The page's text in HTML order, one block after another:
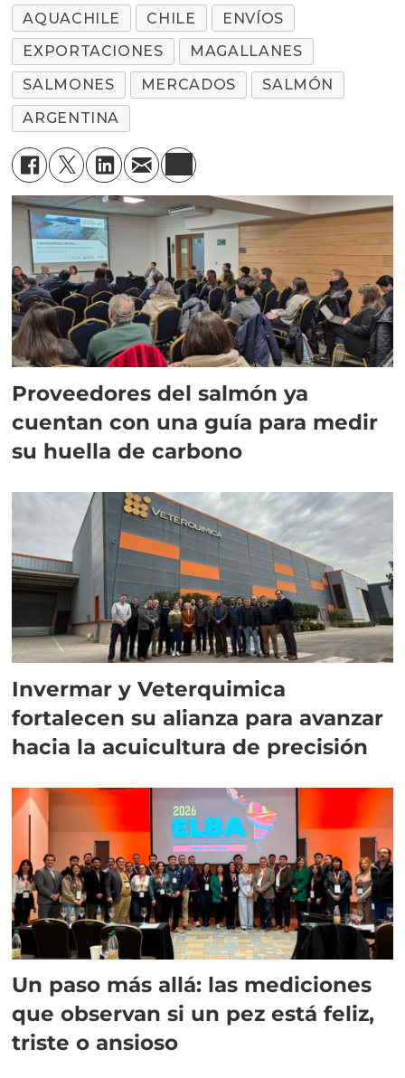
AQUACHILE CHILE
ENVÍOS
EXPORTACIONES
MAGALLANES
SALMONES
MERCADOS
SALMÓN
ARGENTINA
Proveedores del salmón ya
cuentan con una guía para medir
su huella de carbono
Invermar y Veterquimica
fortalecen su alianza para avanzar
hacia la acuicultura de precisión
Un paso más allá: las mediciones
que observan si un pez está feliz,
triste o ansioso